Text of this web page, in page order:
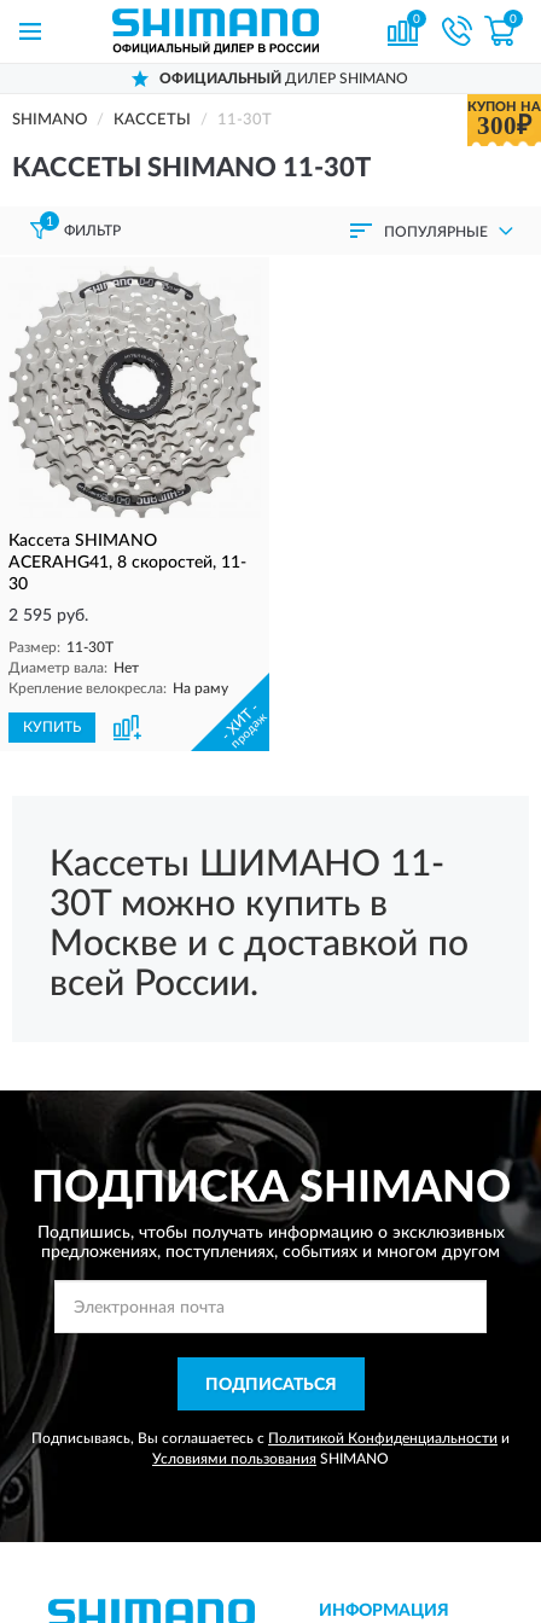
0 0
ОФИЦИАЛЬНЫЙ ДИЛЕР SHIMANO
КУПОН НА
300₽
SHIMANO КАССЕТЫ 11-30T
КАССЕТЫ SHIMANO 11-30T
1
ФИЛЬТР ПОПУЛЯРНЫЕ
Кассета SHIMANO
ACERAHG41, 8 скоростей, 11-
30
2 595 руб.
Размер: 11-30T
Диаметр вала: Нет
Крепление велокресла: На раму
КУПИТЬ - ХИТ -
продаж
Кассеты ШИМАНО 11-
30T можно купить в
Москве и с доставкой по
всей России.
ПОДПИСКАSHIMANO
Подпишись, чтобы получать информацию о эксклюзивных
предложениях, поступлениях, событиях и многом другом
ПОДПИСАТЬСЯ
Подписываясь, Вы соглашаетесь с Политикой Конфиденциальности и
Условиями пользования SHIMANO
ИНФОРМАЦИЯ